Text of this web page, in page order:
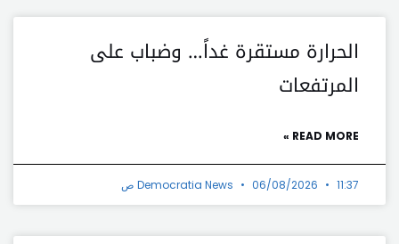
الحرارة مستقرة غداً… وضباب على
المرتفعات
READ MORE »
Democratia News 06/08/2026 11:37 ص